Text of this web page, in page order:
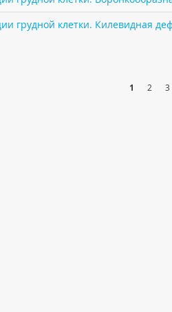
грудной клетки. Килевидная
1 2 3